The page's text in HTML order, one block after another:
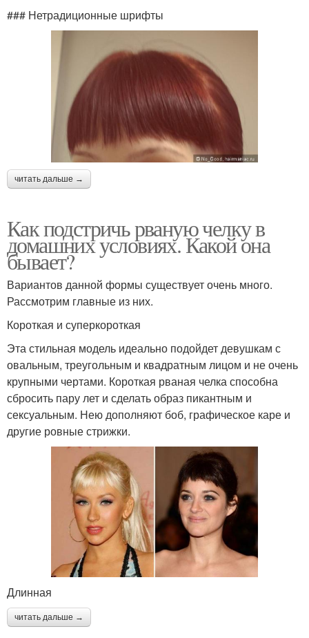
### Нетрадиционные шрифты
читать дальше →
Как подстричь рваную челку в
домашних условиях. Какой она
бывает?
Вариантов данной формы существует очень много.
Рассмотрим главные из них.
Короткая и суперкороткая
Эта стильная модель идеально подойдет девушкам с
овальным, треугольным и квадратным лицом и не очень
крупными чертами. Короткая рваная челка способна
сбросить пару лет и сделать образ пикантным и
сексуальным. Нею дополняют боб, графическое каре и
другие ровные стрижки.
Длинная
читать дальше →